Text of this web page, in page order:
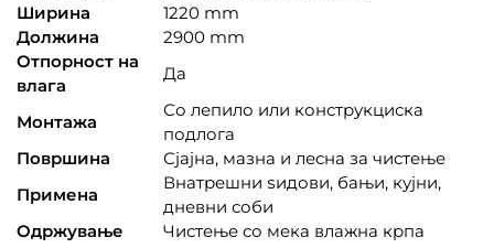
Ширина
1220 mm
Должина
2900 mm
Отпорност на
влага
Да
Монтажа
Со лепило или конструкциска
подлога
Површина
Сјајна, мазна и лесна за чистење
Примена
Внатрешни ѕидови, бањи, кујни,
дневни соби
Одржување
Чистење со мека влажна крпа